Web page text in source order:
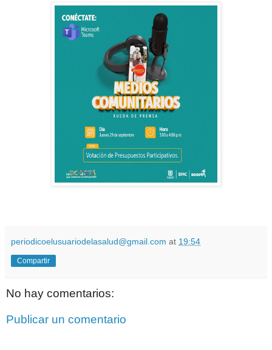
periodicoelusuariodelasalud@gmail.com at 19:54
Compartir
No hay comentarios:
Publicar un comentario